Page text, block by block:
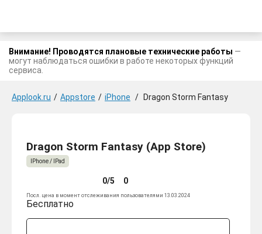
Внимание! Проводятся плановые технические работы —
могут наблюдаться ошибки в работе некоторых функций
сервиса.
Applook.ru / Appstore / iPhone / Dragon Storm Fantasy
Dragon Storm Fantasy (App Store)
IPhone / IPad
0/5 0
Посл. цена в момент отслеживания пользователями 13.03.2024
Бесплатно